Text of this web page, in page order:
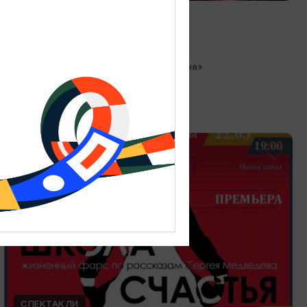
Зеленоградск, Кафе «Соленая ворона»
ОТ 300₽
СПЕКТАКЛИ